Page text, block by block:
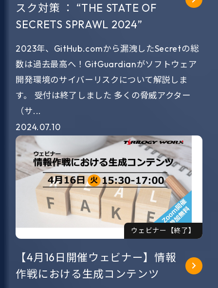
スク対策 ： “THE STATE OF
SECRETS SPRAWL 2024”
2023年、GitHub.comから漏洩したSecretの総
数は過去最高へ！GitGuardianがソフトウェア
開発環境のサイバーリスクについて解説しま
す。 受付は終了しました 多くの脅威アクター
（サ...
2024.07.10
ウェビナー【終了】
【4月16日開催ウェビナー】情報
作戦における生成コンテンツ